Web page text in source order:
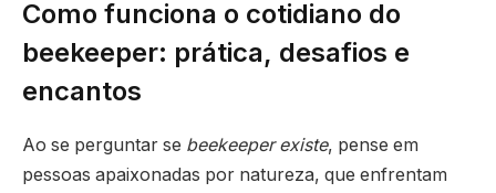
Como funciona o cotidiano do
beekeeper: prática, desafios e
encantos
Ao se perguntar se beekeeper existe, pense em
pessoas apaixonadas por natureza, que enfrentam